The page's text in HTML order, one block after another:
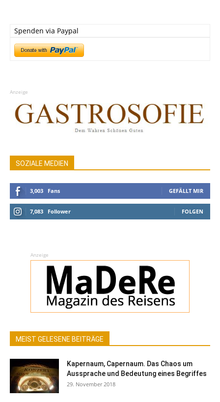
Spenden via Paypal
Anzeige
SOZIALE MEDIEN
3,003 Fans GEFÄLLT MIR
7,083 Follower FOLGEN
Anzeige
MEIST GELESENE BEITRÄGE
Kapernaum, Capernaum. Das Chaos um
Aussprache und Bedeutung eines Begriffes
29. November 2018